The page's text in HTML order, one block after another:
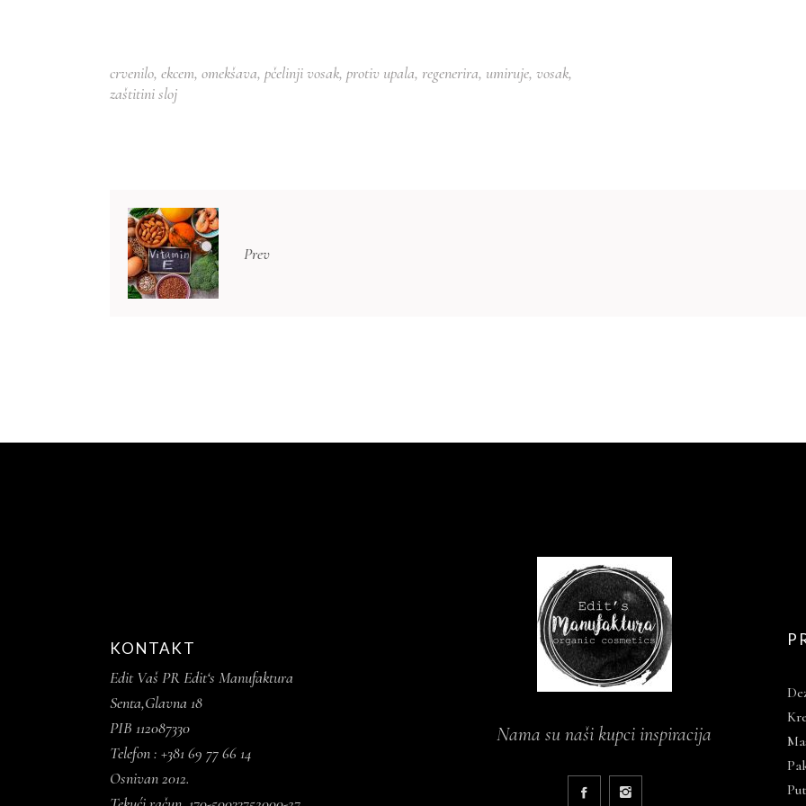
crvenilo, ekcem, omekšava, pčelinji vosak, protiv upala, regenerira, umiruje, vosak,
zaštitini sloj
Prev
KONTAKT
Edit Vaš PR Edit‘s Manufaktura
Senta,Glavna 18
PIB 112087330
Telefon : +381 69 77 66 14
Osnivan 2012.
Nama su naši kupci inspiracija